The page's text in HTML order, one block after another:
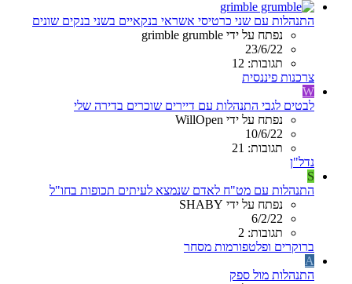
התנהלות עם שני כרטיסי אשראי בנקאיים בשני בנקים שונים
נפתח על ידי grimble grumble
23/6/22
תגובות: 12
צרכנות פיננסית
W
לבטים לגבי התנהלות עם דיירים שוכרים בדירה שלי
נפתח על ידי WillOpen
10/6/22
תגובות: 21
נדל"ן
S
התנהלות עם מט"ח לאדם שנמצא לעיתים תכופות בחו"ל
נפתח על ידי SHABY
6/2/22
תגובות: 2
ברוקרים ופלטפורמות מסחר
A
התנהלות מול ספק